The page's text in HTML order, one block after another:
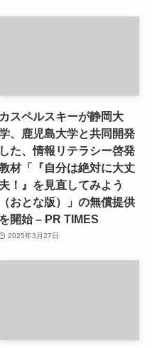
カスペルスキーが静岡大
、鹿児島大学と共同開発
した、情報リテラシー啓発
材「『自分は絶対に大丈
夫！』を見直してみよう
（おとな版）」の無償提供
を開始 – PR TIMES
2025年3月27日